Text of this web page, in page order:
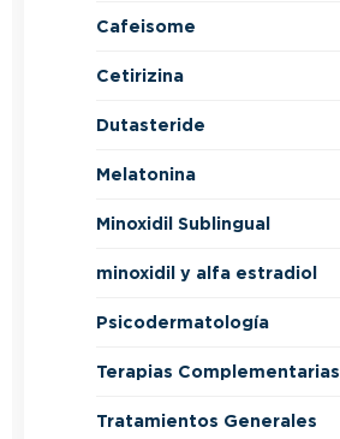
Cafeisome
Cetirizina
Dutasteride
Melatonina
Minoxidil Sublingual
minoxidil y alfa estradiol
Psicodermatología
Terapias Complementarias
Tratamientos Generales